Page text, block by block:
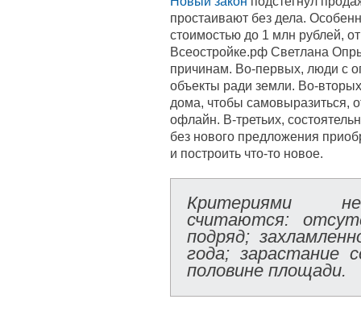
простаивают без дела.
стоимостью до 1 млн рублей,
Всеостройке.рф Светлана
причинам. Во-первых, люди с
объекты ради земли. Во-
дома, чтобы самовыразиться,
офлайн. В-третьих,
без нового предложения
и построить что-то новое.
Критериями
считаются:
подряд;
года; зарастание
половине площади.